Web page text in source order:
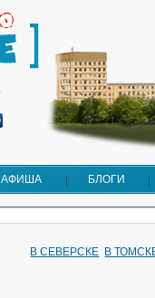
АФИША БЛОГИ
В СЕВЕРСКЕ В